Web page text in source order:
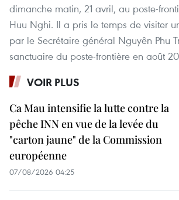
dimanche matin, 21 avril, au poste-
Huu Nghi. Il a pris le temps de visiter
par le Secrétaire général Nguyên Phu
sanctuaire du poste-frontière en août
VOIR PLUS
Ca Mau intensifie la lutte contre la
pêche INN en vue de la levée du
"carton jaune" de la Commission
européenne
07/08/2026 04:25